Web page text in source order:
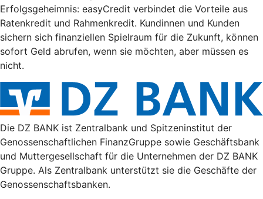
Erfolgsgeheimnis: easyCredit verbindet die Vorteile aus
Ratenkredit und Rahmenkredit. Kundinnen und Kunden
sichern sich finanziellen Spielraum für die Zukunft, können
sofort Geld abrufen, wenn sie möchten, aber müssen es
nicht.
Die DZ BANK ist Zentralbank und Spitzeninstitut der
Genossenschaftlichen FinanzGruppe sowie Geschäftsbank
und Muttergesellschaft für die Unternehmen der DZ BANK
Gruppe. Als Zentralbank unterstützt sie die Geschäfte der
Genossenschaftsbanken.